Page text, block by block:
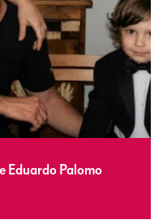
Eduardo Palomo